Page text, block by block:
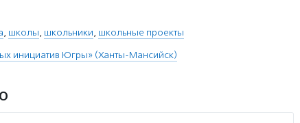
, школы, школьники, школьные проекты
инициатив Югры» (Ханты-Мансийск)